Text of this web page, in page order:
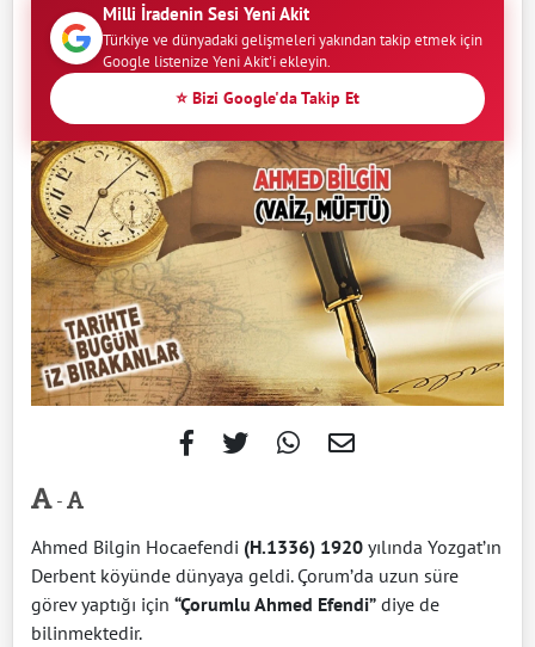
Milli İradenin Sesi Yeni Akit
Türkiye ve dünyadaki gelişmeleri yakından takip etmek için
Google listenize Yeni Akit'i ekleyin.
⭐ Bizi Google'da Takip Et
-
Ahmed Bilgin Hocaefendi (H.1336) 1920 yılında Yozgat’ın
Derbent köyünde dünyaya geldi. Çorum’da uzun süre
görev yaptığı için “Çorumlu Ahmed Efendi” diye de
bilinmektedir.